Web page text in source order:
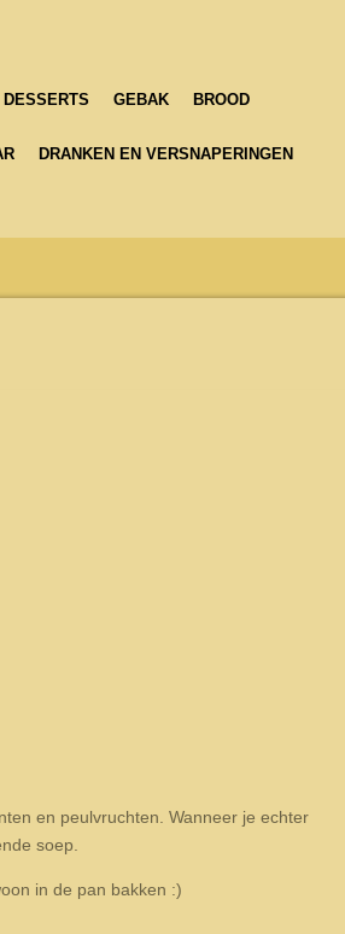
DESSERTS GEBAK BROOD
DRANKEN EN VERSNAPERINGEN
en peulvruchten. Wanneer je echter
soep.
in de pan bakken :)